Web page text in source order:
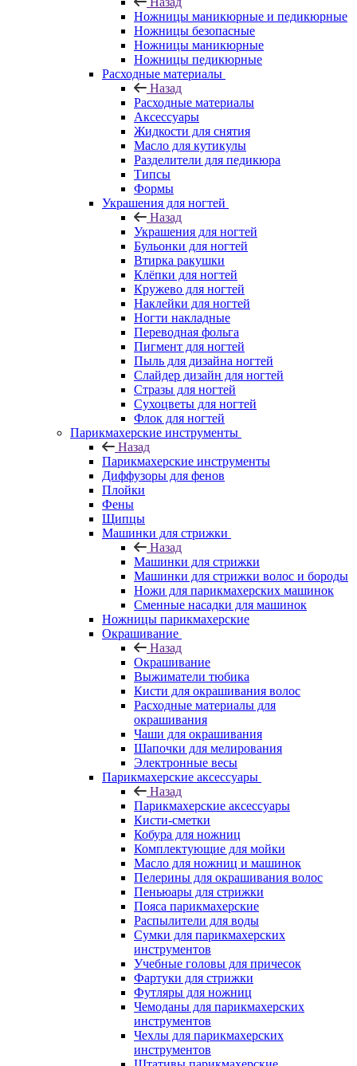
Ножницы маникюрные и педикюрные
Ножницы безопасные
Ножницы маникюрные
Ножницы педикюрные
Расходные материалы
Назад
Расходные материалы
Аксессуары
Жидкости для снятия
Масло для кутикулы
Разделители для педикюра
Типсы
Формы
Украшения для ногтей
Назад
Украшения для ногтей
Бульонки для ногтей
Втирка ракушки
Клёпки для ногтей
Кружево для ногтей
Наклейки для ногтей
Ногти накладные
Переводная фольга
Пигмент для ногтей
Пыль для дизайна ногтей
Слайдер дизайн для ногтей
Стразы для ногтей
Сухоцветы для ногтей
Флок для ногтей
Парикмахерские инструменты
Назад
Парикмахерские инструменты
Диффузоры для фенов
Плойки
Фены
Щипцы
Машинки для стрижки
Назад
Машинки для стрижки
Машинки для стрижки волос и бороды
Ножи для парикмахерских машинок
Сменные насадки для машинок
Ножницы парикмахерские
Окрашивание
Назад
Окрашивание
Выжиматели тюбика
Кисти для окрашивания волос
Расходные материалы для
окрашивания
Чаши для окрашивания
Шапочки для мелирования
Электронные весы
Парикмахерские аксессуары
Назад
Парикмахерские аксессуары
Кисти-сметки
Кобура для ножниц
Комплектующие для мойки
Масло для ножниц и машинок
Пелерины для окрашивания волос
Пеньюары для стрижки
Пояса парикмахерские
Распылители для воды
Сумки для парикмахерских
инструментов
Учебные головы для причесок
Фартуки для стрижки
Футляры для ножниц
Чемоданы для парикмахерских
инструментов
Чехлы для парикмахерских
инструментов